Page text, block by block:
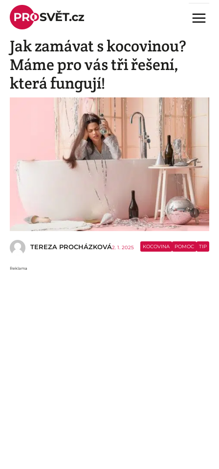
Skip
content
Menu
Jak zamávat s kocovinou?
Máme pro vás tři řešení,
která fungují!
i
TEREZA PROCHÁZKOVÁ2. 1. 2025 KOCOVINA POMOC TIP
Reklama